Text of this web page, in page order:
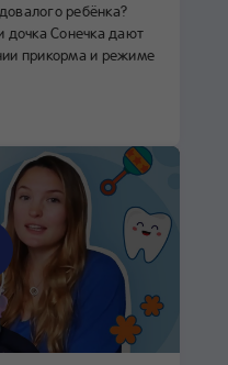
ребёнка?
дочка Сонечка дают
прикорма и режиме